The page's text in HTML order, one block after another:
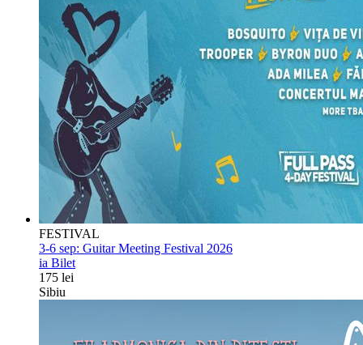
FESTIVAL
3-6 sep: Guitar Meeting Festival 2026
ia Bilet
175 lei
Sibiu